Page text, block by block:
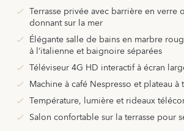
Terrasse privée avec barrière en verre
donnant sur la mer
Élégante salle de bains en marbre
à l’italienne et baignoire séparées
Téléviseur 4G HD interactif à écran
Machine à café Nespresso et plateau à
Température, lumière et rideaux
Salon confortable sur la terrasse pour